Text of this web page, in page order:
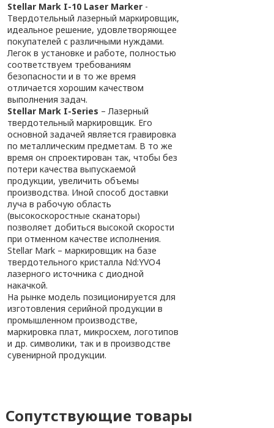
Stellar Mark I-10 Laser Marker-
Твердотельный лазерный маркировщик,
идеальное решение, удовлетворяющее
покупателей с различными нуждами.
Легок в установке и работе, полностью
соответствуем требованиям
безопасности и в то же время
отличается хорошим качеством
выполнения задач.
Stellar Mark I-Series – Лазерный
твердотельный маркировщик. Его
основной задачей является гравировка
по металлическим предметам. В то же
время он спроектирован так, чтобы без
потери качества выпускаемой
продукции, увеличить объемы
производства. Иной способ доставки
луча в рабочую область
(высокоскоростные сканаторы)
позволяет добиться высокой скорости
при отменном качестве исполнения.
Stellar Mark – маркировщик на базе
твердотельного кристалла Nd:YVO4
лазерного источника с диодной
накачкой.
На рынке модель позиционируется для
изготовления серийной продукции в
промышленном производстве,
маркировка плат, микросхем, логотипов
и др. символики, так и в производстве
сувенирной продукции.
Сопутствующие товары